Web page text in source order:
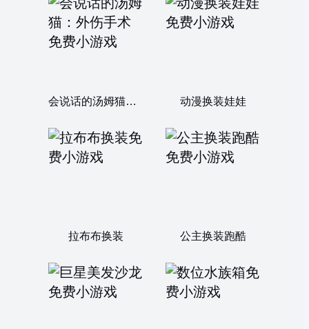
会说话的汤姆猫：外伤手术 动漫换装娃娃
拉布布换装 公主换装跑酷